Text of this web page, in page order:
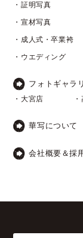
・証明写真
・宣材写真
・成人式・卒業袴
・ウエディング
フォトギャラ
・大宮店
華写について
会社概要＆採